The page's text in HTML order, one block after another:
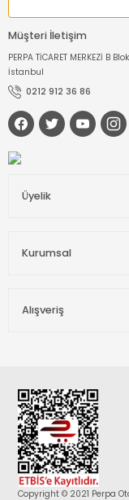
Müşteri İletişim
PERPA TİCARET MERKEZİ B
İstanbul
0212 912 36 86
Üyelik
Kurumsal
Alışveriş
Copyright © 2021 Perpa